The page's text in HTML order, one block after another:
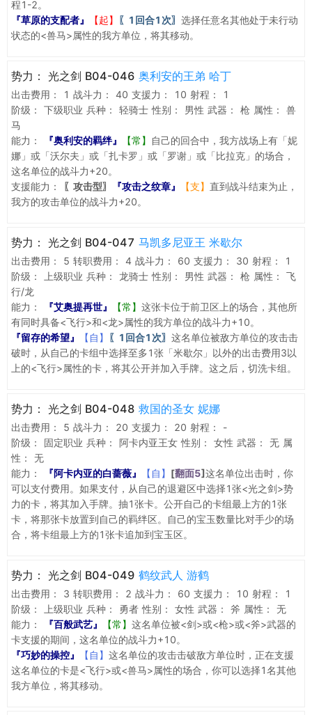
程1-2。
『草原的支配者』
【起】 〖1回合1次〗 选择任意名其他处于未行动
状态的<兽马>属性的我方单位，将其移动。
势力： 光之剑 B04-046 奥利安的王弟 哈丁
出击费用： 1 战斗力： 40 支援力： 10 射程：
1
阶级：
下级职业 兵种： 轻骑士 性别： 男性 武器： 枪 属性：
兽
马
能力：
『奥利安的羁绊』 【常】
自己的回合中，我方战场上有「妮
娜」或「沃尔夫」或「扎卡罗」或「罗谢」或「比拉克」的场合，
这名单位的战斗力+20。
支援能力：
〖攻击型〗 『攻击之纹章』 【支】 直到战斗结束为止，
我方的攻击单位的战斗力+20。
势力： 光之剑 B04-047 马凯多尼亚王 米歇尔
出击费用： 5 转职费用： 4 战斗力： 60 支援力： 30 射程：
1
阶级：
上级职业 兵种： 龙骑士 性别： 男性 武器： 枪 属性：
飞
行/龙
能力：
『艾奥提再世』 【常】 这张卡位于前卫区上的场合，其他所
有同时具备<飞行>和<龙>属性的我方单位的战斗力+10。
『留存的希望』
【自】 〖1回合1次〗 这名单位被敌方单位的攻击击
破时，从自己的卡组中选择至多1张「米歇尔」以外的出击费用3以
上的<飞行>属性的卡，将其公开并加入手牌。这之后，切洗卡组。
势力： 光之剑 B04-048 救国的圣女 妮娜
出击费用： 5 战斗力： 20 支援力： 20 射程：
-
阶级：
固定职业 兵种： 阿卡内亚王女 性别： 女性 武器： 无 属
性：
无
能力：
『阿卡内亚的白蔷薇』 【自】 [翻面5]这名单位出击时，你
可以支付费用。如果支付，从自己的退避区中选择1张<光之剑>势
力的卡，将其加入手牌。抽1张卡。公开自己的卡组最上方的1张
卡，将那张卡放置到自己的羁绊区。自己的宝玉数量比对手少的场
合，将卡组最上方的1张卡追加到宝玉区。
势力： 光之剑 B04-049 鹤纹武人 游鹤
出击费用： 3 转职费用： 2 战斗力： 60 支援力： 10 射程：
1
阶级：
上级职业 兵种： 勇者 性别： 女性 武器： 斧 属性：
无
能力：
『百般武艺』 【常】 这名单位被<剑>或<枪>或<斧>武器的
卡支援的期间，这名单位的战斗力+10。
『巧妙的操控』
【自】 这名单位的攻击击破敌方单位时，正在支援
这名单位的卡是<飞行>或<兽马>属性的场合，你可以选择1名其他
我方单位，将其移动。